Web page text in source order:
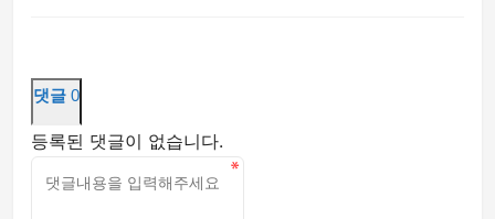
댓글 0
등록된 댓글이 없습니다.